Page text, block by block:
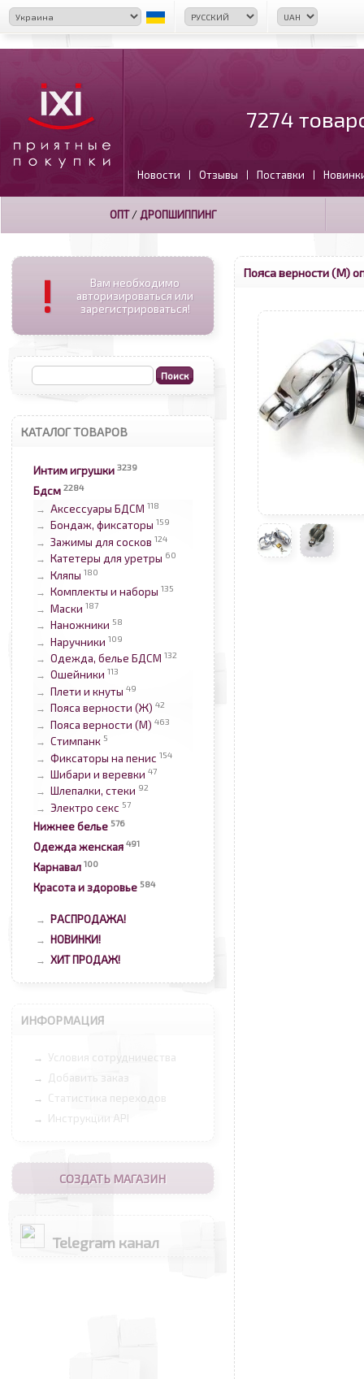
7274
Новости | Отзывы | Поставки |
ОПТ/ ДРОПШИППИНГ
!
Вам необходимо
авторизироваться или
зарегистрироваться!
КАТАЛОГ ТОВАРОВ
Интим игрушки 3239
Бдсм 2284
→ Аксессуары БДСМ 118
→ Бондаж, фиксаторы 159
→ Зажимы для сосков 124
→ Катетеры для уретры 60
→ Кляпы 180
→ Комплекты и наборы 135
→ Маски 187
→ Наножники 58
→ Наручники 109
→ Одежда, белье БДСМ 132
→ Ошейники 113
→ Плети и кнуты 49
→ Пояса верности (Ж) 42
→ Пояса верности (М) 463
→ Стимпанк 5
→ Фиксаторы на пенис 154
→ Шибари и веревки 47
→ Шлепалки, стеки 92
→ Электро секс 57
Нижнее белье 576
Одежда женская 491
Карнавал 100
Красота и здоровье 584
→ РАСПРОДАЖА!
→ НОВИНКИ!
→ ХИТ ПРОДАЖ!
ИНФОРМАЦИЯ
→ Условия сотрудничества
→ Добавить заказ
→ Статистика переходов
→ Инструкции API
СОЗДАТЬ МАГАЗИН
Telegram канал
Пояса верности (М)